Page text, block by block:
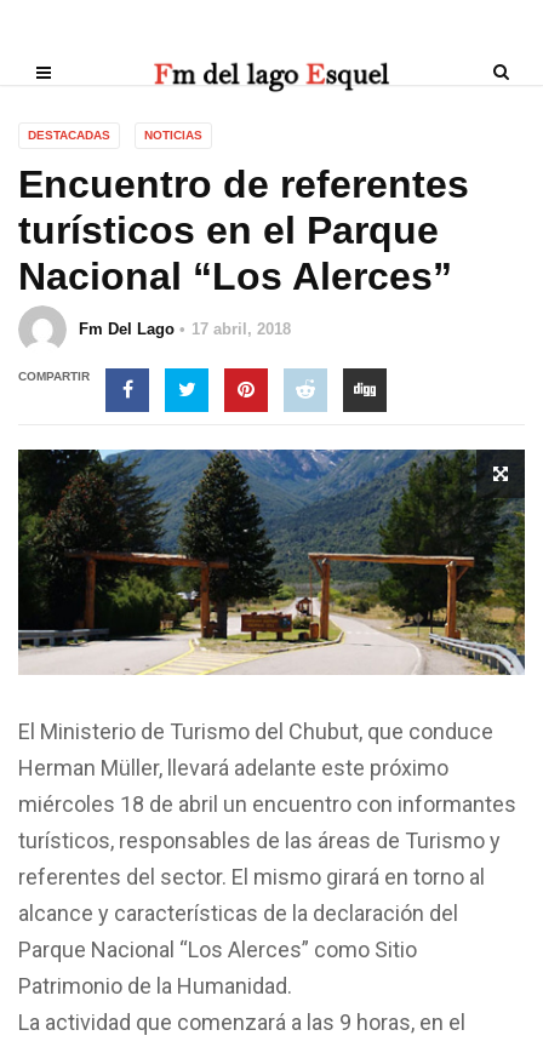
DESTACADAS NOTICIAS
Encuentro de referentes
turísticos en el Parque
Nacional “Los Alerces”
Fm Del Lago 17 abril, 2018
COMPARTIR
El Ministerio de Turismo del Chubut, que conduce
Herman Müller, llevará adelante este próximo
miércoles 18 de abril un encuentro con informantes
turísticos, responsables de las áreas de Turismo y
referentes del sector. El mismo girará en torno al
alcance y características de la declaración del
Parque Nacional “Los Alerces” como Sitio
Patrimonio de la Humanidad.
La actividad que comenzará a las 9 horas, en el